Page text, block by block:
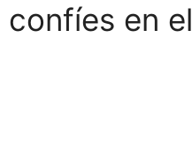
confíes en el